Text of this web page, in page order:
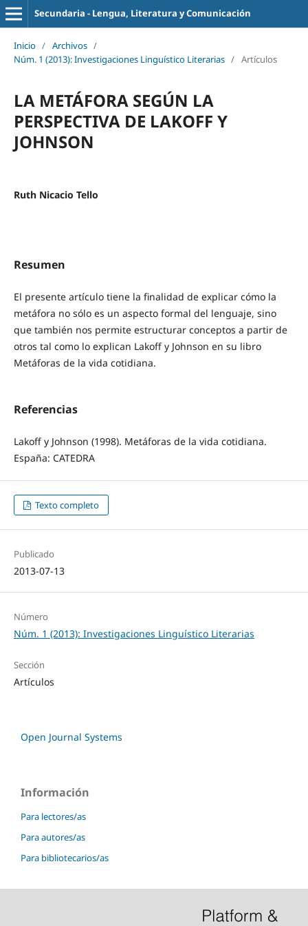
Secundaria - Lengua, Literatura y Comunicación
Inicio / Archivos /
Núm. 1 (2013): Investigaciones Linguístico Literarias / Artículos
LA METÁFORA SEGÚN LA
PERSPECTIVA DE LAKOFF Y
JOHNSON
Ruth Nicacio Tello
Resumen
El presente artículo tiene la finalidad de explicar cómo la
metáfora no sólo es un aspecto formal del lenguaje, sino
que también nos permite estructurar conceptos a partir de
otros tal como lo explican Lakoff y Johnson en su libro
Metáforas de la vida cotidiana.
Referencias
Lakoff y Johnson (1998). Metáforas de la vida cotidiana.
España: CATEDRA
Texto completo
Publicado
2013-07-13
Número
Núm. 1 (2013): Investigaciones Linguístico Literarias
Sección
Artículos
Open Journal Systems
Información
Para lectores/as
Para autores/as
Para bibliotecarios/as